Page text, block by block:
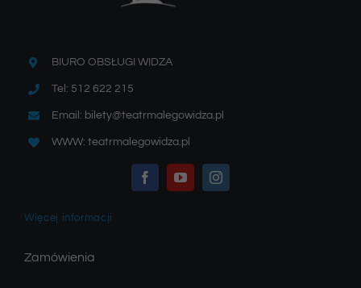
BIURO OBSŁUGI WIDZA
Tel: 512 622 215
Email: bilety@teatrmalegowidza.pl
WWW: teatrmalegowidza.pl
Więcej informacji
Zamówienia